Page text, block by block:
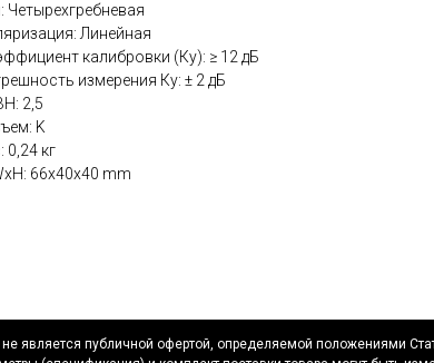
Четырехгребневая
Линейная
калибровки (Ку): ≥ 12 дБ
измерения Ку: ± 2 дБ
2,5
K
0,24 кг
66x40x40 mm
является публичной офертой, определяемой положениями